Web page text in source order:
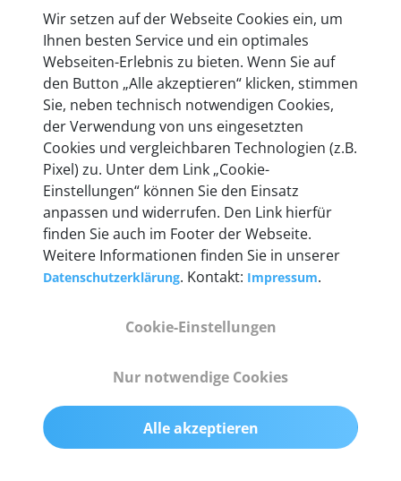
In den Kfz-Diagnosegeräten von autoaid stecken
mehr als 10 Jahre Erfahrung, und auch in Zukunft
entwickeln wir unsere Produkte am Standort in
Berlin laufend weiter. Auf diese Qualität vertrauen
heute mehr als 60.000 Privatkunden und
Unternehmen.
Technische Details &
Lieferumfang
Abmessungen
Gewicht
200 g
Wir setzen auf der Webseite Cookies ein, um
Ihnen besten Service und ein optimales
Webseiten-Erlebnis zu bieten. Wenn Sie auf
den Button „Alle akzeptieren“ klicken, stimmen
Sie, neben technisch notwendigen Cookies,
der Verwendung von uns eingesetzten
Cookies und vergleichbaren Technologien (z.B.
Pixel) zu. Unter dem Link „Cookie-
Einstellungen“ können Sie den Einsatz
anpassen und widerrufen. Den Link hierfür
finden Sie auch im Footer der Webseite.
Weitere Informationen finden Sie in unserer
Datenschutzerklärung. Kontakt: Impressum.
Cookie-Einstellungen
Nur notwendige Cookies
Alle akzeptieren